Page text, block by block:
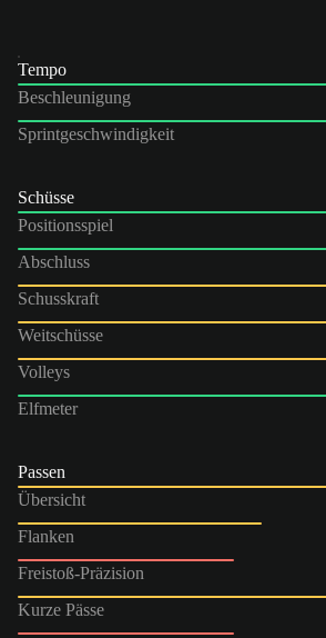
Tempo
Beschleunigung
Sprintgeschwindigkeit
Schüsse
Positionsspiel
Abschluss
Schusskraft
Weitschüsse
Volleys
Elfmeter
Passen
Übersicht
Flanken
Freistoß-Präzision
Kurze Pässe